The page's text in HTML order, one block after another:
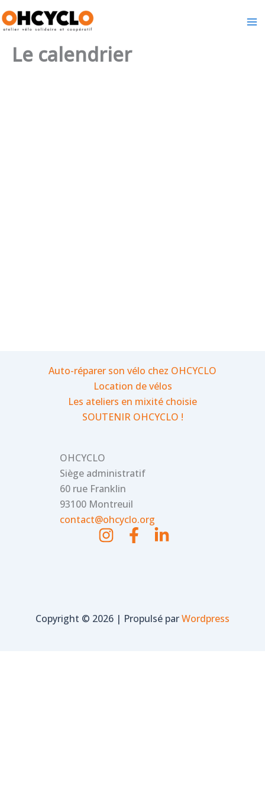
au
Le calendrier
Auto-réparer son vélo chez OHCYCLO
Location de vélos
Les ateliers en mixité choisie
SOUTENIR OHCYCLO !
OHCYCLO
Siège administratif
60 rue Franklin
93100 Montreuil
contact@ohcyclo.org
Copyright © 2026 | Propulsé parWordpress